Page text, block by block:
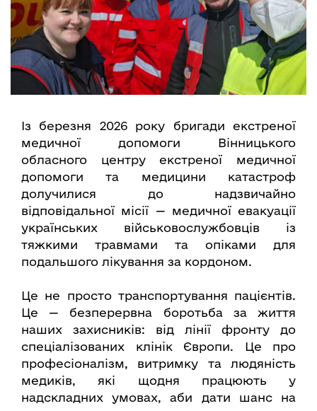
Із березня 2026 року бригади екстреної
медичної допомоги Вінницького
обласного центру екстреної медичної
допомоги та медицини катастроф
долучилися до надзвичайно
відповідальної місії — медичної евакуації
українських військовослужбовців із
тяжкими травмами та опіками для
подальшого лікування за кордоном.
Це не просто транспортування пацієнтів.
Це — безперервна боротьба за життя
наших захисників: від лінії фронту до
спеціалізованих клінік Європи. Це про
професіоналізм, витримку та людяність
медиків, які щодня працюють у
надскладних умовах, аби дати шанс на